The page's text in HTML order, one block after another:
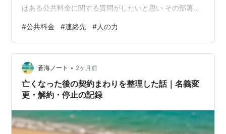
はある公共料金に関する質問がしたいと思い その部署に
い回し状態に。 それでもあきらめきれなかった私は意地
になって 他の方法をネットで探って解決策を探ろうとし
たのですが これがまた全く違う地方の部署に連絡してし
まい とんでもないミスを連発。 結局のところ何も出来ず
に、2重3重にミスを広げてしまいました。 皆さんはそん
な経験はありませんか？…
#公共料金 #連絡先 #人の力
蒼海ノート • 2ヶ月前
亡くなった後の契約まわりを整理した話｜名義変
更・解約・停止の記録